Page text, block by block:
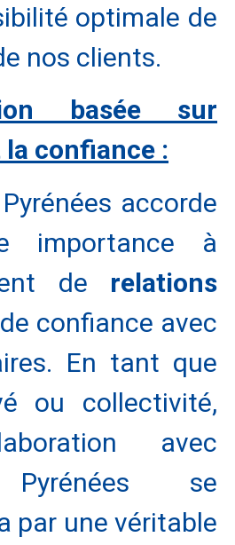
optimale de
nos clients.
basée sur
la confiance :
accorde
importance à
de relations
confiance avec
En tant que
ou collectivité,
avec
Pyrénées se
par une véritable